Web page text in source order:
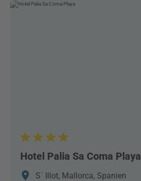
Hotel Palia Sa Coma Playa
S´ Illot, Mallorca, Spanien